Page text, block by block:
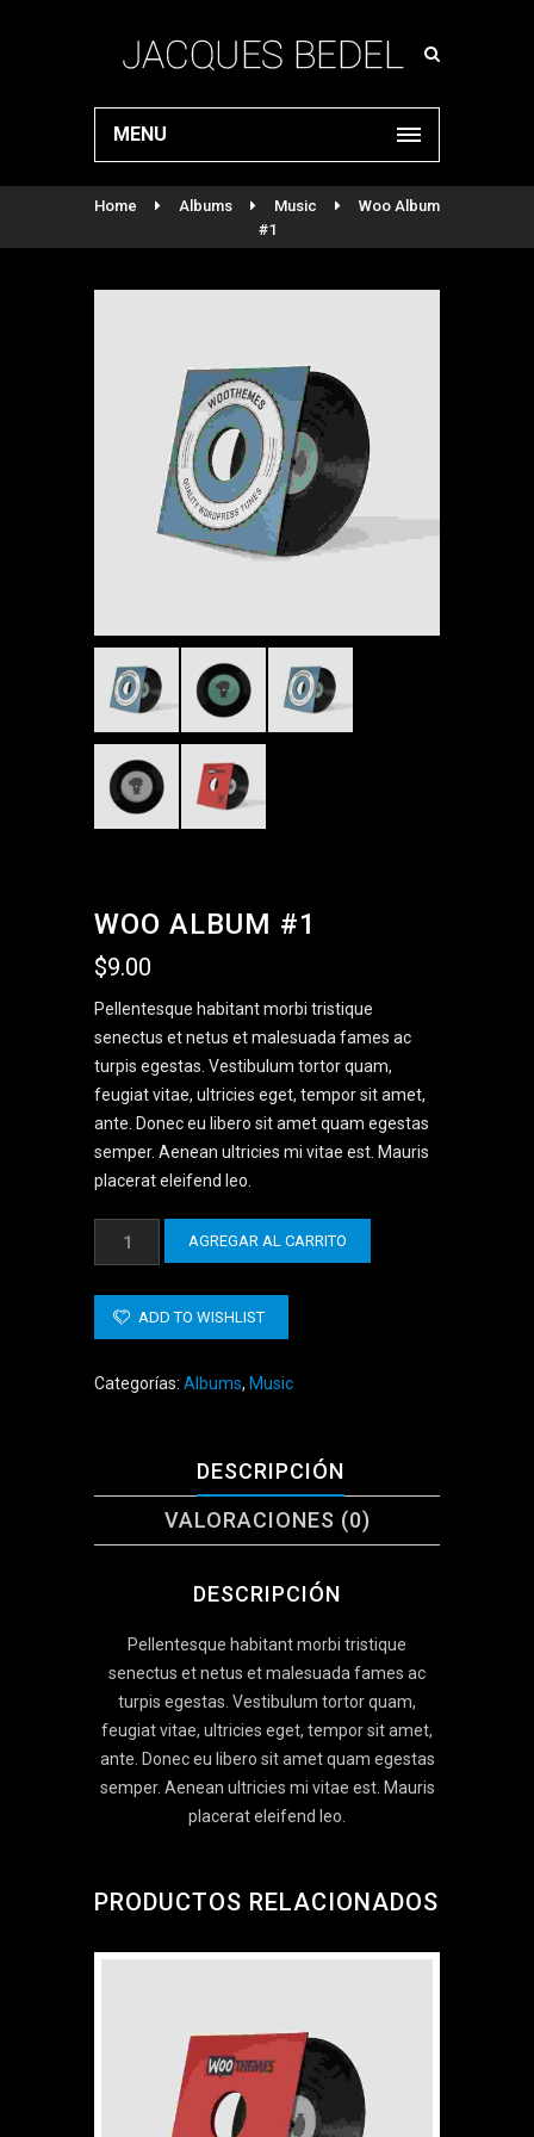
MENU
Home Albums Music
Woo Album
#1
WOO ALBUM #1
$9.00
Pellentesque habitant morbi tristique
senectus et netus et malesuada fames ac
turpis egestas. Vestibulum tortor quam,
feugiat vitae, ultricies eget, tempor sit amet,
ante. Donec eu libero sit amet quam egestas
semper. Aenean ultricies mi vitae est. Mauris
placerat eleifend leo.
Album
cantidad
AGREGAR AL CARRITO
ADD TO WISHLIST
Categorías: Albums, Music
DESCRIPCIÓN
VALORACIONES (0)
DESCRIPCIÓN
Pellentesque habitant morbi tristique
senectus et netus et malesuada fames ac
turpis egestas. Vestibulum tortor quam,
feugiat vitae, ultricies eget, tempor sit amet,
ante. Donec eu libero sit amet quam egestas
semper. Aenean ultricies mi vitae est. Mauris
placerat eleifend leo.
PRODUCTOS RELACIONADOS